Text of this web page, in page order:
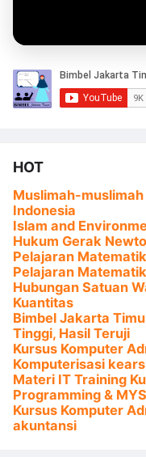
HOT
Muslimah-
Indonesia
Islam and
Hukum Gerak
Pelajaran
Pelajaran
Hubungan Satuan
Kuantitas
Bimbel Jakarta
Tinggi, Hasil Teruji
Kursus Komputer
Komputerisasi
Materi IT Training
Programming &
Kursus Komputer
akuntansi